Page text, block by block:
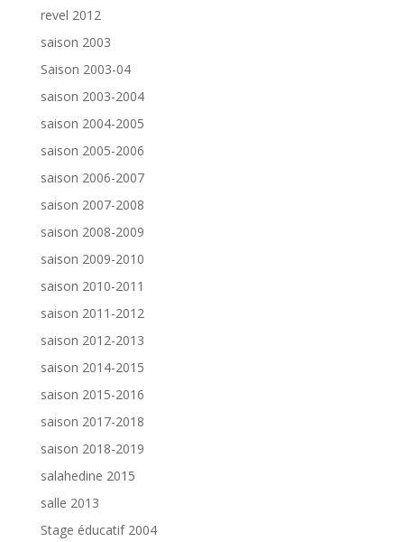
revel 2012
saison 2003
Saison 2003-04
saison 2003-2004
saison 2004-2005
saison 2005-2006
saison 2006-2007
saison 2007-2008
saison 2008-2009
saison 2009-2010
saison 2010-2011
saison 2011-2012
saison 2012-2013
saison 2014-2015
saison 2015-2016
saison 2017-2018
saison 2018-2019
salahedine 2015
salle 2013
Stage éducatif 2004